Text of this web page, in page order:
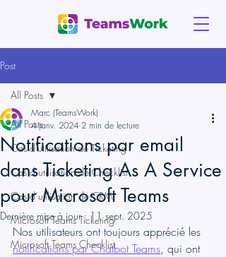
Post
All Posts
Cas d'utilisation de Ticketing
Cas d’utilisation de Checklist
Cas d’utilisation de CRM
Microsoft Teams Ticketing
Microsoft Teams Checklist
All Posts
Notifications par email
dans Ticketing As A Service
pour Microsoft Teams
Marc (TeamsWork)
4 janv. 2024 2 min de lecture
Dernière mise à jour : 11 sept. 2025
Nos utilisateurs ont toujours apprécié les
notifications par Chatbot Teams, qui ont